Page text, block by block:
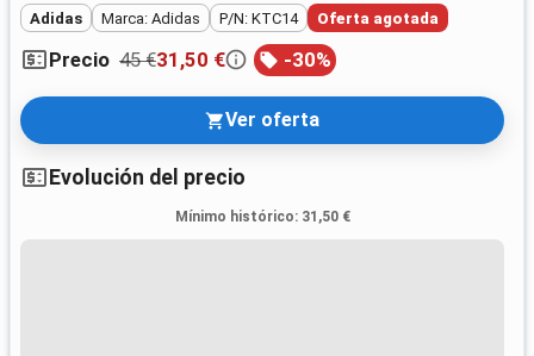
Adidas Marca: Adidas P/N: KTC14 Oferta agotada
Precio 45 €31,50 € -30%
Ver oferta
Evolución del precio
Mínimo histórico: 31,50 €